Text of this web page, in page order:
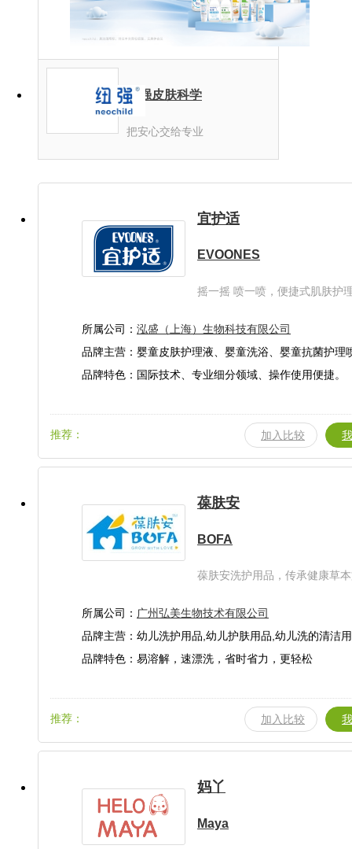
纽强皮肤科学
把安心交给专业
宜护适
EVOONES
摇一摇 喷一喷，便捷式肌肤护
所属公司： 泓盛（上海）生物科技有限公司
品牌主营：婴童皮肤护理液、婴童洗浴、婴童抗菌护理
业婴童用品防护产品
品牌特色：国际技术、专业细分领域、操作使用便捷。
推荐： 加入比较
葆肤安
BOFA
葆肤安洗护用品，传承健康草
长！
所属公司： 广州弘美生物技术有限公司
品牌主营：幼儿洗护用品,幼儿护肤用品,幼儿洗的清洁
用品,婴童日常护理用品
品牌特色：易溶解，速漂洗，省时省力，更轻松
推荐： 加入比较
妈丫
Maya